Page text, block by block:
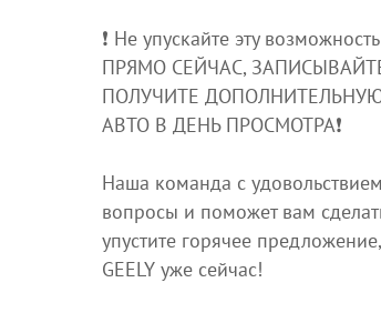
❗️ Не упускайте эту
ПРЯМО СЕЙЧАС,
ПОЛУЧИТЕ
АВТО В ДЕНЬ ПРОСМОТРА❗️
Наша команда с
вопросы и поможет вам
упустите горячее
GЕЕLY уже сейчас!